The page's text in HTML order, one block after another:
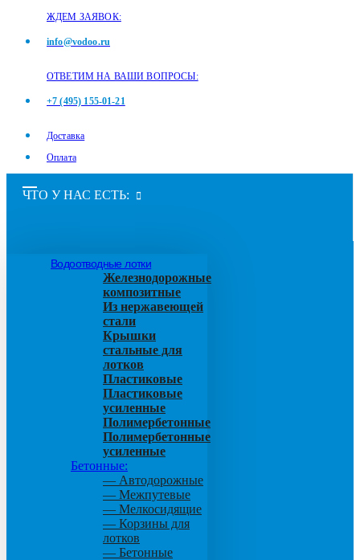
ЖДЕМ ЗАЯВОК:
info@vodoo.ru
ОТВЕТИМ НА ВАШИ ВОПРОСЫ:
+7 (495) 155-01-21
Доставка
Оплата
ЧТО У НАС ЕСТЬ:
Водоотводные лотки
Железнодорожные
композитные
Из нержавеющей
стали
Крышки
стальные для
лотков
Пластиковые
Пластиковые
усиленные
Полимербетонные
Полимербетонные
усиленные
Бетонные:
— Автодорожные
— Межпутевые
— Мелкосидящие
— Корзины для
лотков
— Бетонные